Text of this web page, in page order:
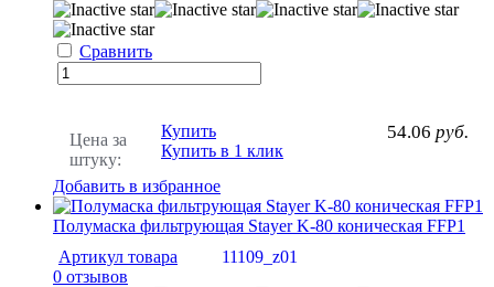
Сравнить
Цена за
штуку:
54.06 руб.
Купить
Купить в 1 клик
Добавить в избранное
Полумаска фильтрующая Stayer K-80 коническая FFP1
Артикул товара
11109_z01
0 отзывов